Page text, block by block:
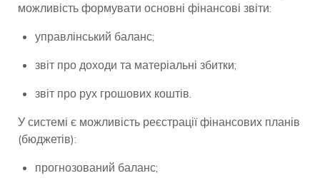
можливість формувати основні фінансові звіти:
управлінський баланс;
звіт про доходи та матеріальні збитки;
звіт про рух грошових коштів.
У системі є можливість реєстрації фінансових планів
(бюджетів):
прогнозований баланс;